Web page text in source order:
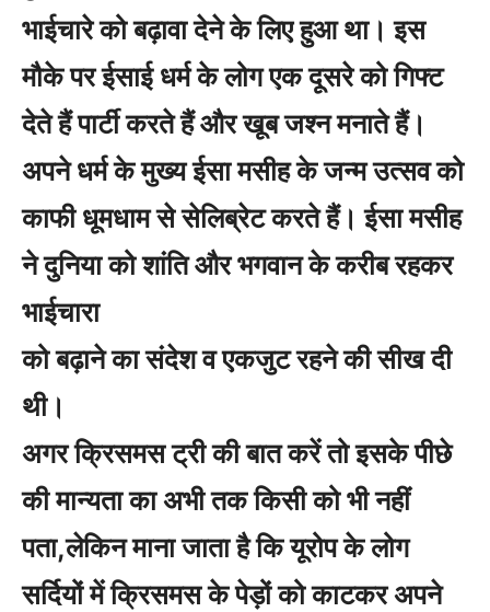
भाईचारे को बढ़ावा देने के लिए हुआ था। इस
मौके पर ईसाई धर्म के लोग एक दूसरे को गिफ्ट
देते हैं पार्टी करते हैं और खूब जश्न मनाते हैं।
अपने धर्म के मुख्य ईसा मसीह के जन्म उत्सव को
काफी धूमधाम से सेलिब्रेट करते हैं। ईसा मसीह
ने दुनिया को शांति और भगवान के करीब रहकर
भाईचारा
को बढ़ाने का संदेश व एकजुट रहने की सीख दी
थी।
अगर क्रिसमस ट्री की बात करें तो इसके पीछे
की मान्यता का अभी तक किसी को भी नहीं
पता,लेकिन माना जाता है कि यूरोप के लोग
सर्दियों में क्रिसमस के पेड़ों को काटकर अपने